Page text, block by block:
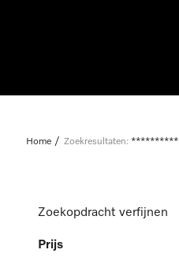
Home Zoekresultaten:
Zoekopdracht verfijnen
Prijs